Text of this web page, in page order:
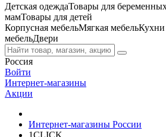
Детская одеждаТовары для
мамТовары для детей
Корпусная мебельМягкая мебельКухни
мебельДвери
Россия
Войти
Интернет-магазины
Акции
Интернет-магазины России
1CLICK